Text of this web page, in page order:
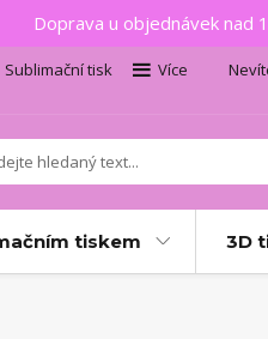
Doprava u objednávek nad
Sublimační tisk
Více
tiskem 3D